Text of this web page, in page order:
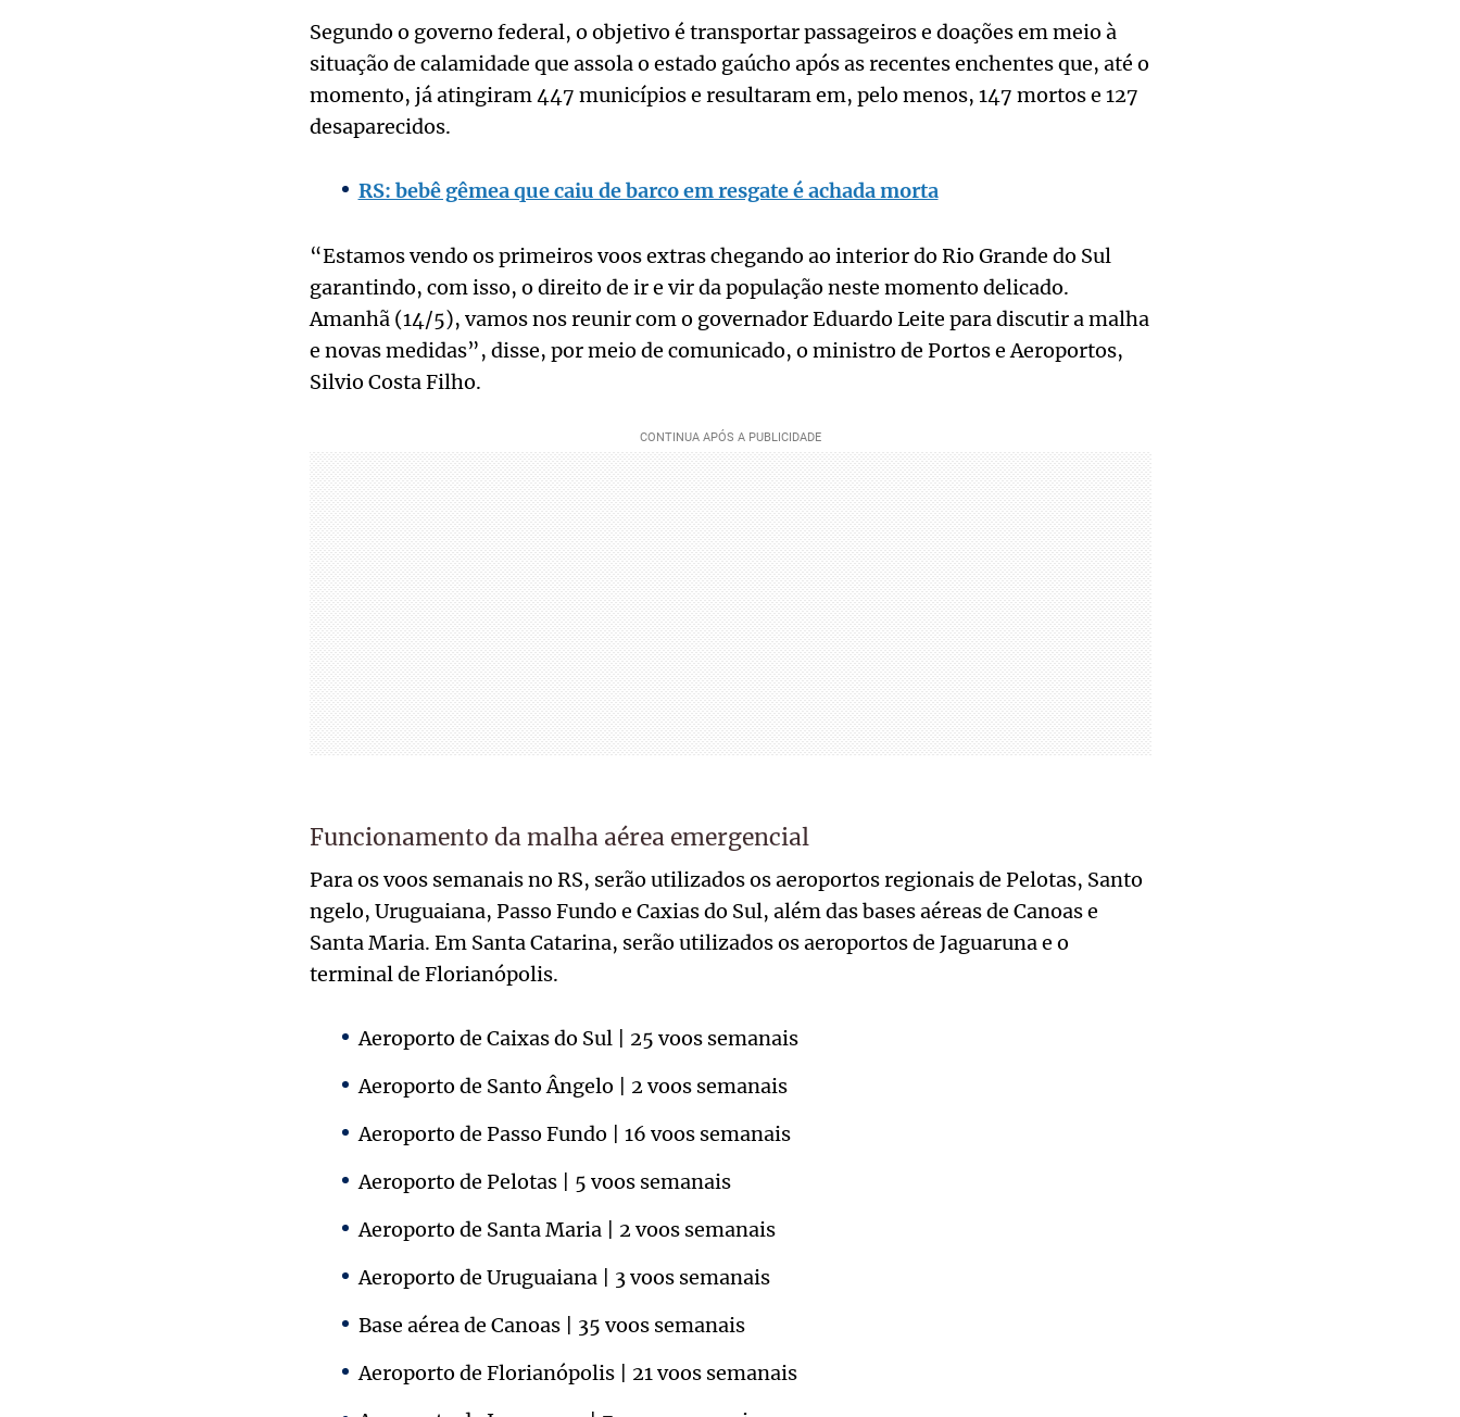
Segundo o governo federal, o objetivo é transportar passageiros e doações em meio à
situação de calamidade que assola o estado gaúcho após as recentes enchentes que, até o
momento, já atingiram 447 municípios e resultaram em, pelo menos, 147 mortos e 127
desaparecidos.
RS: bebê gêmea que caiu de barco em resgate é achada morta
“Estamos vendo os primeiros voos extras chegando ao interior do Rio Grande do Sul
garantindo, com isso, o direito de ir e vir da população neste momento delicado.
Amanhã (14/5), vamos nos reunir com o governador Eduardo Leite para discutir a malha
e novas medidas”, disse, por meio de comunicado, o ministro de Portos e Aeroportos,
Silvio Costa Filho.
Funcionamento da malha aérea emergencial
Para os voos semanais no RS, serão utilizados os aeroportos regionais de Pelotas, Santo
ngelo, Uruguaiana, Passo Fundo e Caxias do Sul, além das bases aéreas de Canoas e
Santa Maria. Em Santa Catarina, serão utilizados os aeroportos de Jaguaruna e o
terminal de Florianópolis.
Aeroporto de Caixas do Sul | 25 voos semanais
Aeroporto de Santo Ângelo | 2 voos semanais
Aeroporto de Passo Fundo | 16 voos semanais
Aeroporto de Pelotas | 5 voos semanais
Aeroporto de Santa Maria | 2 voos semanais
Aeroporto de Uruguaiana | 3 voos semanais
Base aérea de Canoas | 35 voos semanais
Aeroporto de Florianópolis | 21 voos semanais